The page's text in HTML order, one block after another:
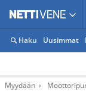
Haku Uusimmat
Myydään